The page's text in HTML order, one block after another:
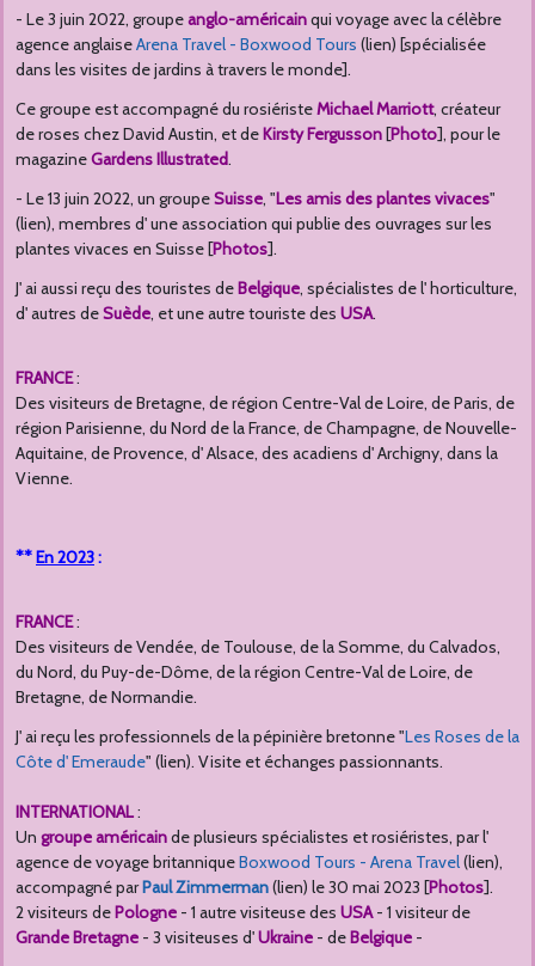
- Le 3 juin 2022, groupeanglo-américainqui voyage avec la célèbre
agence anglaiseArena Travel - Boxwood Tours (lien) [spécialisée
dans les visites de jardins à travers le monde].
Ce groupe est accompagné du rosiéristeMichael Marriott, créateur
de roses chez David Austin, et deKirsty Fergusson[Photo], pour le
magazineGardens Illustrated.
- Le 13 juin 2022, un groupeSuisse, "Les amis des plantes vivaces"
(lien), membres d' une association qui publie des ouvrages sur les
plantes vivaces en Suisse [Photos].
J' ai aussi reçu des touristes deBelgique, spécialistes de l' horticulture,
d' autres deSuède, et une autre touriste des USA.
FRANCE:
Des visiteurs de Bretagne, de région Centre-Val de Loire, de Paris, de
région Parisienne, du Nord de la France, de Champagne, de Nouvelle-
Aquitaine, de Provence, d' Alsace, des acadiens d' Archigny, dans la
Vienne.
**En 2023:
FRANCE:
Des visiteurs de Vendée, de Toulouse, de la Somme, du Calvados,
du Nord, du Puy-de-Dôme, de la région Centre-Val de Loire, de
Bretagne, de Normandie.
J' ai reçu les professionnels de la pépinière bretonne "Les Roses de la
Côte d' Emeraude" (lien). Visite et échanges passionnants.
INTERNATIONAL:
Un groupe américainde plusieurs spécialistes et rosiéristes, par l'
agence de voyage britanniqueBoxwood Tours - Arena Travel(lien),
accompagné parPaul Zimmerman(lien) le 30 mai 2023 [Photos].
2 visiteurs dePologne - 1 autre visiteuse des USA- 1 visiteur de
Grande Bretagne - 3 visiteuses d'Ukraine - deBelgique -